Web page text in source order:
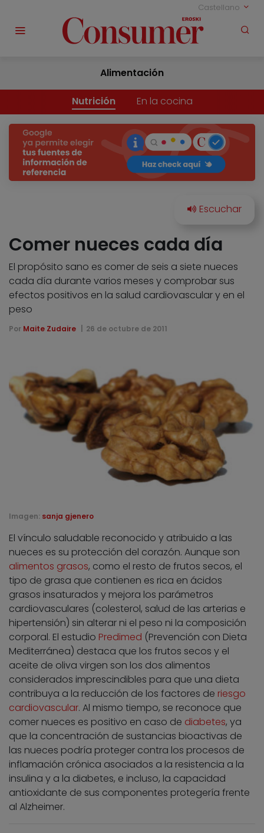
Castellano
Alimentación
Nutrición En la cocina
Comer nueces cada día
El propósito sano es comer de seis a siete nueces
cada día durante varios meses y comprobar sus
efectos positivos en la salud cardiovascular y en el
peso
Por Maite Zudaire 26 de octubre de 2011
Imagen: sanja gjenero
El vínculo saludable reconocido y atribuido a las
nueces es su protección del corazón. Aunque son
alimentos grasos, como el resto de frutos secos, el
tipo de grasa que contienen es rica en ácidos
grasos insaturados y mejora los parámetros
cardiovasculares (colesterol, salud de las arterias e
hipertensión) sin alterar ni el peso ni la composición
corporal. El estudio Predimed (Prevención con Dieta
Mediterránea) destaca que los frutos secos y el
aceite de oliva virgen son los dos alimentos
considerados imprescindibles para que una dieta
contribuya a la reducción de los factores de riesgo
cardiovascular. Al mismo tiempo, se reconoce que
comer nueces es positivo en caso de diabetes, ya
que la concentración de sustancias bioactivas de
las nueces podría proteger contra los procesos de
inflamación crónica asociados a la resistencia a la
insulina y a la diabetes, e incluso, la capacidad
antioxidante de sus componentes protegería frente
al Alzheimer.